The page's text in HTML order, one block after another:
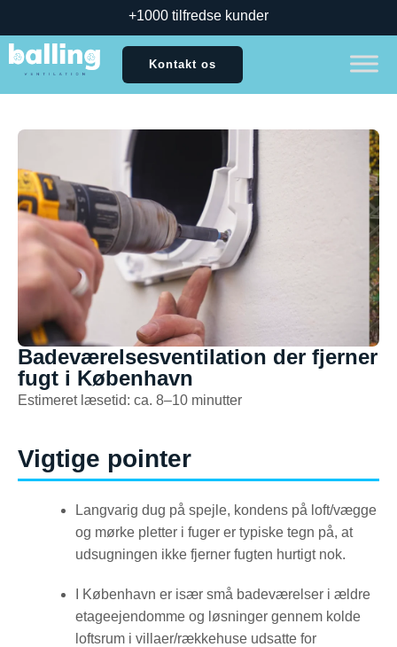
+1000 tilfredse kunder
Kontakt os
Badeværelsesventilation der fjerner
fugt i København
Estimeret læsetid: ca. 8–10 minutter
Vigtige pointer
Langvarig dug på spejle, kondens på loft/vægge
og mørke pletter i fuger er typiske tegn på, at
udsugningen ikke fjerner fugten hurtigt nok.
I København er især små badeværelser i ældre
etageejendomme og løsninger gennem kolde
loftsrum i villaer/rækkehuse udsatte for